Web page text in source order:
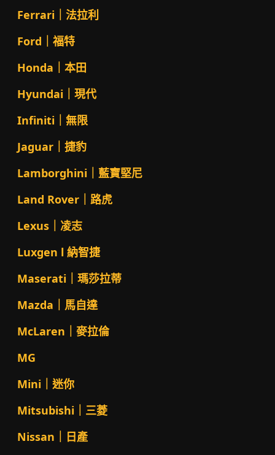
Ferrari｜法拉利
Ford｜福特
Honda｜本田
Hyundai｜現代
Infiniti｜無限
Jaguar｜捷豹
Lamborghini｜藍寶堅尼
Land Rover｜路虎
Lexus｜凌志
Luxgen l 納智捷
Maserati｜瑪莎拉蒂
Mazda｜馬自達
McLaren｜麥拉倫
MG
Mini｜迷你
Mitsubishi｜三菱
Nissan｜日產